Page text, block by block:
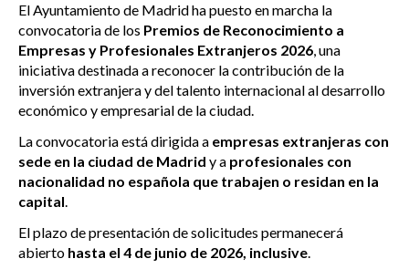
El Ayuntamiento de Madrid ha puesto en marcha la
convocatoria de los Premios de Reconocimiento a
Empresas y Profesionales Extranjeros 2026, una
iniciativa destinada a reconocer la contribución de la
inversión extranjera y del talento internacional al desarrollo
económico y empresarial de la ciudad.
La convocatoria está dirigida a empresas extranjeras con
sede en la ciudad de Madrid y a profesionales con
nacionalidad no española que trabajen o residan en la
capital.
El plazo de presentación de solicitudes permanecerá
abierto hasta el 4 de junio de 2026, inclusive.